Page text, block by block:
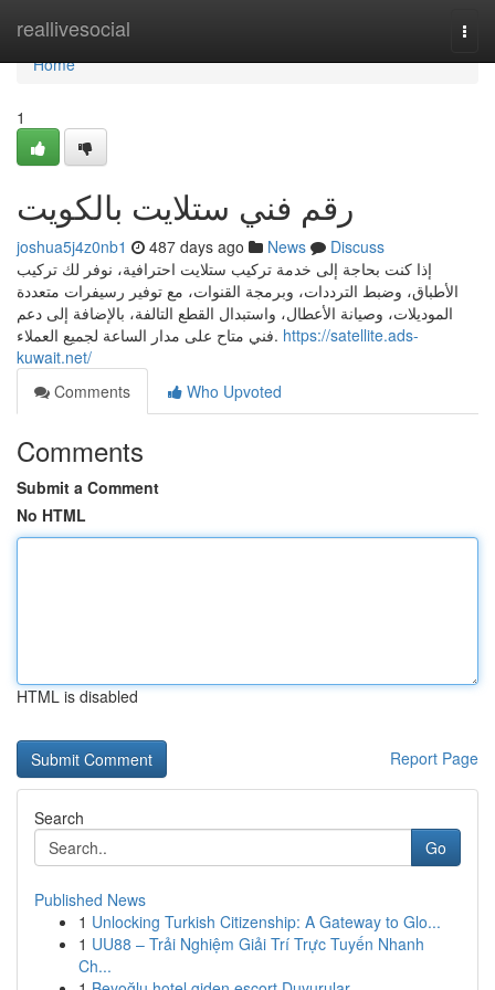
reallivesocial
Home
Home
1
رقم فني ستلايت بالكويت
joshua5j4z0nb1 487 days ago News
Discuss
إذا كنت بحاجة إلى خدمة تركيب ستلايت احترافية، نوفر لك تركيب
الأطباق، وضبط الترددات، وبرمجة القنوات، مع توفير رسيفرات متعددة
الموديلات، وصيانة الأعطال، واستبدال القطع التالفة، بالإضافة إلى دعم
فني متاح على مدار الساعة لجميع العملاء. https://satellite.ads-
kuwait.net/
Comments
Who Upvoted
Comments
Submit a Comment
No HTML
HTML is disabled
Report Page
Search
Go
Published News
1 Unlocking Turkish Citizenship: A Gateway to Glo...
1 UU88 – Trải Nghiệm Giải Trí Trực Tuyến Nhanh
Ch...